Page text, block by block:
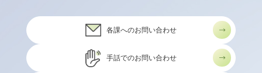
各課へのお問い合わせ
手話でのお問い合わせ